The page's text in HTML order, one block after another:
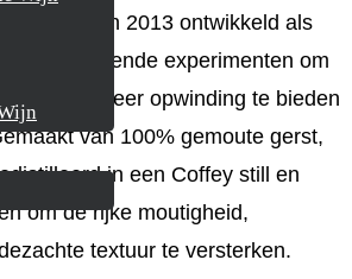
werd in 2013 ontwikkeld als
voortdurende experimenten om
en meer opwinding te bieden
van 100% gemoute gerst,
in een Coffey still en
om de rijke moutigheid,
textuur te versterken.